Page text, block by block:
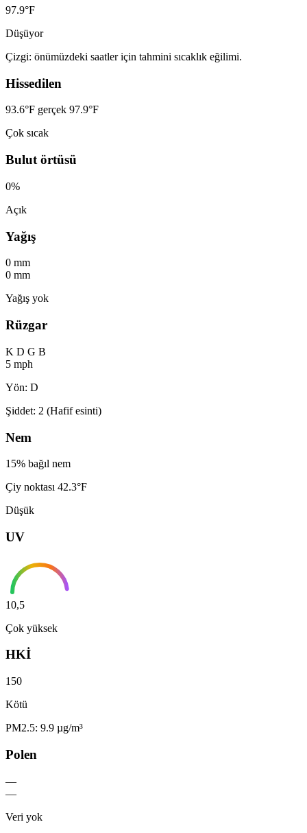
97.9°F
Düşüyor
Çizgi: önümüzdeki saatler için tahmini sıcaklık eğilimi.
Hissedilen
93.6°F gerçek 97.9°F
Çok sıcak
Bulut örtüsü
0%
Açık
Yağış
0 mm
0 mm
Yağış yok
Rüzgar
K D G B
5 mph
Yön: D
Şiddet: 2 (Hafif esinti)
Nem
15% bağıl nem
Çiy noktası 42.3°F
Düşük
UV
10,5
Çok yüksek
HKİ
150
Kötü
PM2.5: 9.9 µg/m³
Polen
—
—
Veri yok